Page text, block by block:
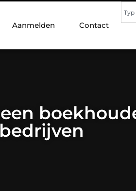
Aanmelden Contact